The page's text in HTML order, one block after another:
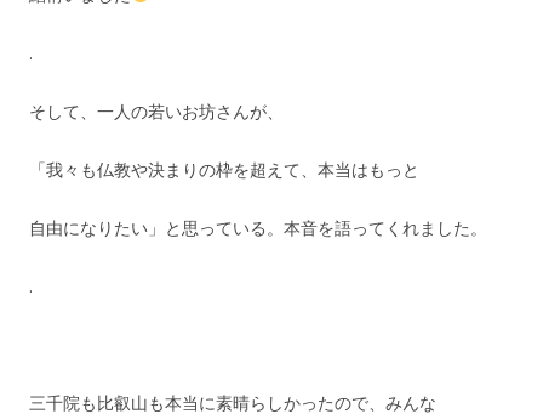
.
そして、一人の若いお坊さんが、
「我々も仏教や決まりの枠を超えて、本当はもっと
自由になりたい」と思っている。本音を語ってくれました。
.
三千院も比叡山も本当に素晴らしかったので、みんな